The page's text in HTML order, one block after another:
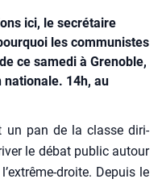
ici, le secrétaire
les communistes
ce samedi à Grenoble,
nationale. 14h, au
un pan de la classe diri­
le débat public autour
droite. Depuis le